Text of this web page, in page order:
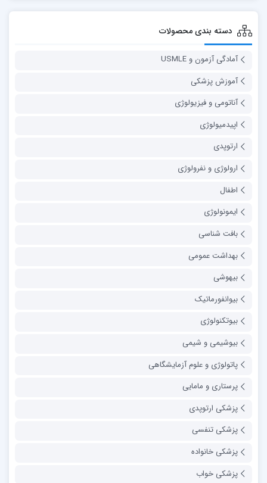
دسته بندی محصولات
آمادگی آزمون و USMLE
آموزش پزشکی
آناتومی و فیزیولوژی
اپیدمیولوژی
ارتوپدی
ارولوژی و نفرولوژی
اطفال
ایمونولوژی
بافت شناسی
بهداشت عمومی
بیهوشی
بیوانفورماتیک
بیوتکنولوژی
بیوشیمی و شیمی
پاتولوژی و علوم آزمایشگاهی
پرستاری و مامایی
پزشکی ارتوپدی
پزشکی تنفسی
پزشکی خانواده
پزشکی خواب